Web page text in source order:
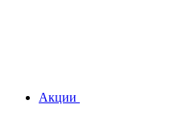
Акции